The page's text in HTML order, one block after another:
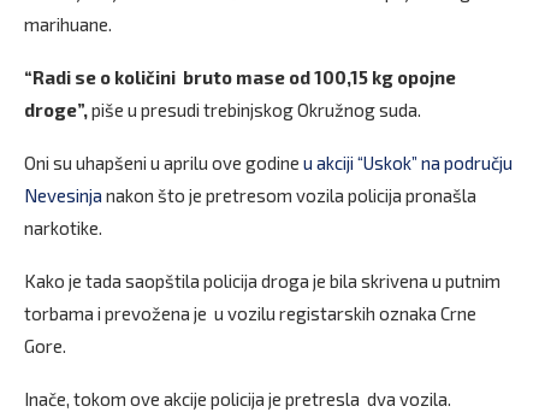
marihuane.
“Radi se o količini bruto mase od 100,15 kg opojne
droge”,piše u presudi trebinjskog Okružnog suda.
Oni su uhapšeni u aprilu ove godine u akciji “Uskok” na području
Nevesinja nakon što je pretresom vozila policija pronašla
narkotike.
Kako je tada saopštila policija droga je bila skrivena u putnim
torbama i prevožena je u vozilu registarskih oznaka Crne
Gore.
Inače, tokom ove akcije policija je pretresla dva vozila.